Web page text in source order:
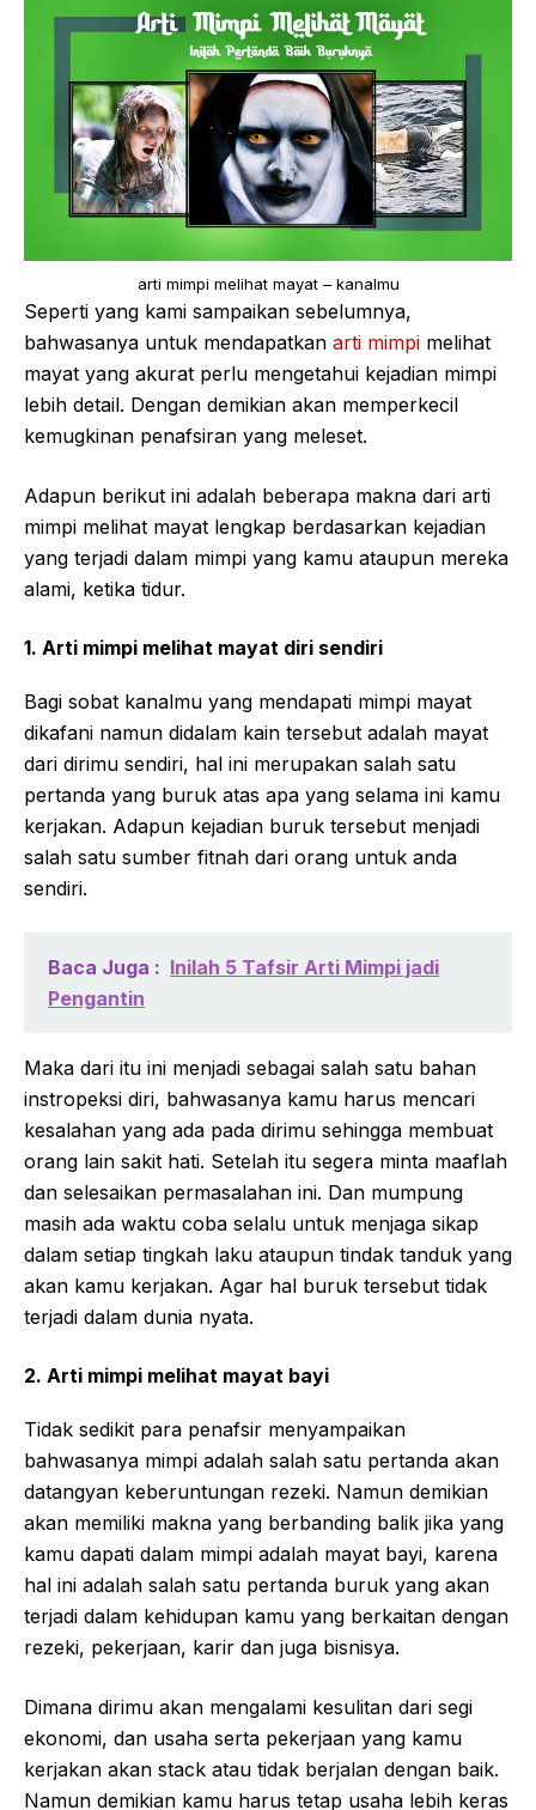
arti mimpi melihat mayat – kanalmu
Seperti yang kami sampaikan sebelumnya,
bahwasanya untuk mendapatkan arti mimpi melihat
mayat yang akurat perlu mengetahui kejadian mimpi
lebih detail. Dengan demikian akan memperkecil
kemugkinan penafsiran yang meleset.
Adapun berikut ini adalah beberapa makna dari arti
mimpi melihat mayat lengkap berdasarkan kejadian
yang terjadi dalam mimpi yang kamu ataupun mereka
alami, ketika tidur.
1. Arti mimpi melihat mayat diri sendiri
Bagi sobat kanalmu yang mendapati mimpi mayat
dikafani namun didalam kain tersebut adalah mayat
dari dirimu sendiri, hal ini merupakan salah satu
pertanda yang buruk atas apa yang selama ini kamu
kerjakan. Adapun kejadian buruk tersebut menjadi
salah satu sumber fitnah dari orang untuk anda
sendiri.
Baca Juga : Inilah 5 Tafsir Arti Mimpi jadi
Pengantin
Maka dari itu ini menjadi sebagai salah satu bahan
instropeksi diri, bahwasanya kamu harus mencari
kesalahan yang ada pada dirimu sehingga membuat
orang lain sakit hati. Setelah itu segera minta maaflah
dan selesaikan permasalahan ini. Dan mumpung
masih ada waktu coba selalu untuk menjaga sikap
dalam setiap tingkah laku ataupun tindak tanduk yang
akan kamu kerjakan. Agar hal buruk tersebut tidak
terjadi dalam dunia nyata.
2. Arti mimpi melihat mayat bayi
Tidak sedikit para penafsir menyampaikan
bahwasanya mimpi adalah salah satu pertanda akan
datangyan keberuntungan rezeki. Namun demikian
akan memiliki makna yang berbanding balik jika yang
kamu dapati dalam mimpi adalah mayat bayi, karena
hal ini adalah salah satu pertanda buruk yang akan
terjadi dalam kehidupan kamu yang berkaitan dengan
rezeki, pekerjaan, karir dan juga bisnisya.
Dimana dirimu akan mengalami kesulitan dari segi
ekonomi, dan usaha serta pekerjaan yang kamu
kerjakan akan stack atau tidak berjalan dengan baik.
Namun demikian kamu harus tetap usaha lebih keras